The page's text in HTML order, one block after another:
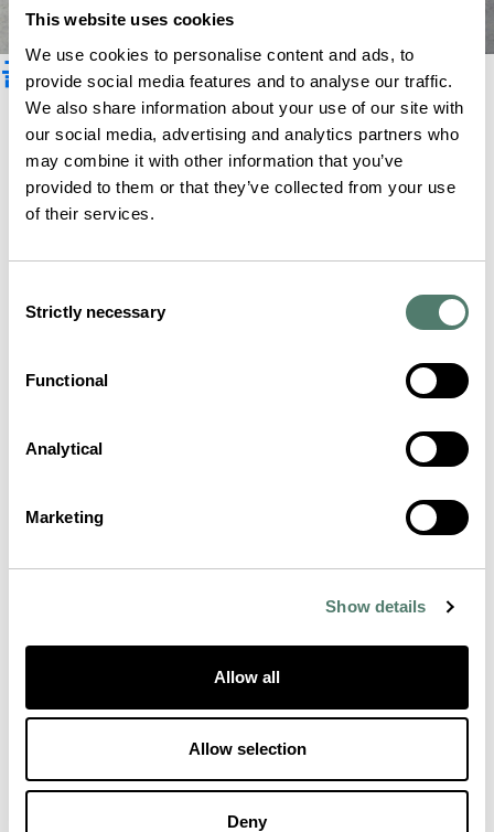
This website uses cookies
We use cookies to personalise content and ads, to
provide social media features and to analyse our traffic.
We also share information about your use of our site with
our social media, advertising and analytics partners who
may combine it with other information that you’ve
provided to them or that they’ve collected from your use
of their services.
Selection
Strictly necessary
Functional
Analytical
Marketing
Show details
Allow all
Allow selection
Deny
글라슈테 오리지널 카탈로그